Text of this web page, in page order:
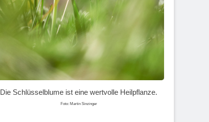
Die Schlüsselblume ist eine wertvolle Heilpflanze.
Foto: Martin Sinzinger